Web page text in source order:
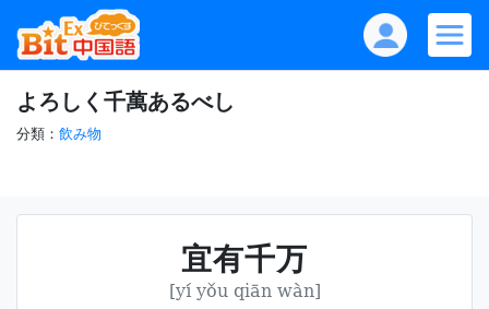
よろしく千萬あるべし
分類： 飲み物
宜有千万
[yí yǒu qiān wàn]